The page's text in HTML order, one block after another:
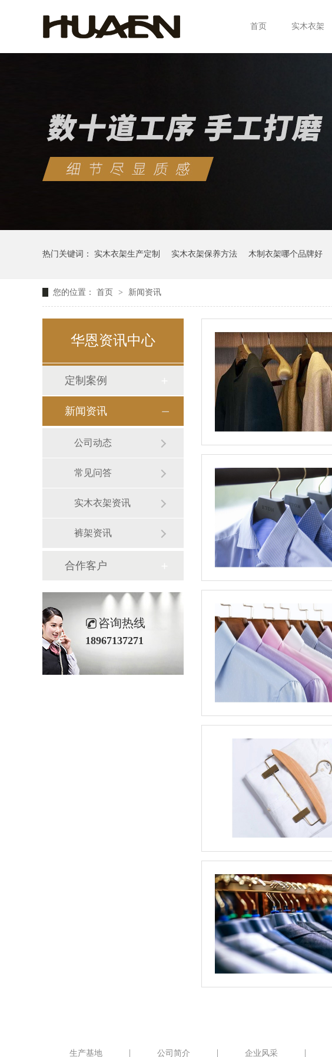
首页 实木衣架
热门关键词： 实木衣架生产定制 实木衣架保养方法 木制衣架哪个品牌好
您的位置： 首页 > 新闻资讯
华恩资讯中心
定制案例
新闻资讯
公司动态
常见问答
实木衣架资讯
裤架资讯
合作客户
咨询热线
18967137271
生产基地 公司简介 企业风采